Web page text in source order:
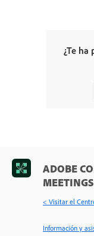
¿Te ha
ADOBE
MEETINGS
< Visitar el
Información y